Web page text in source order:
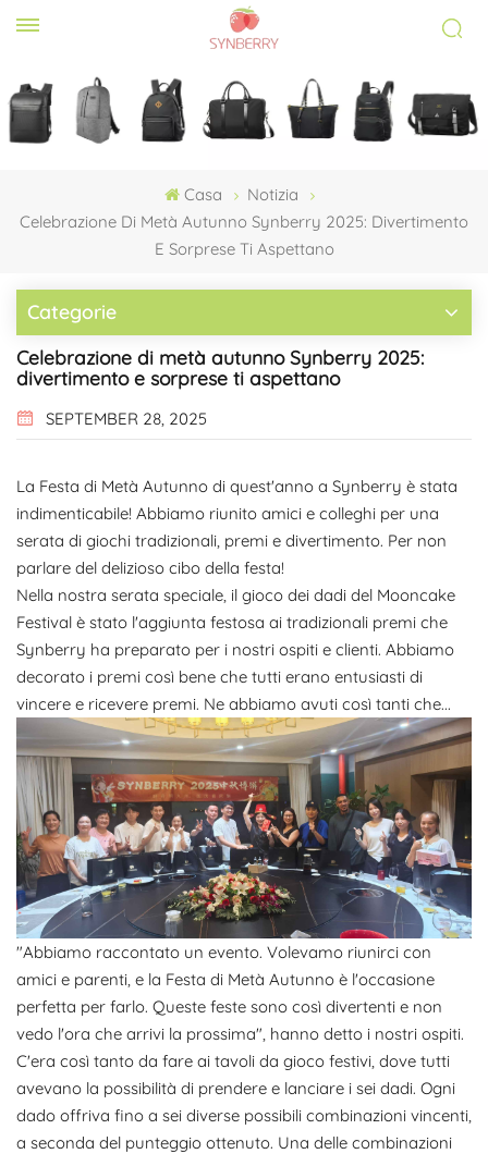
Casa
Notizia
Celebrazione Di Metà Autunno Synberry 2025: Divertimento
E Sorprese Ti Aspettano
Categorie
Celebrazione di metà autunno Synberry 2025:
divertimento e sorprese ti aspettano
SEPTEMBER 28, 2025
La Festa di Metà Autunno di quest'anno a Synberry è stata
indimenticabile! Abbiamo riunito amici e colleghi per una
serata di giochi tradizionali, premi e divertimento. Per non
parlare del delizioso cibo della festa!
Nella nostra serata speciale, il gioco dei dadi del Mooncake
Festival è stato l'aggiunta festosa ai tradizionali premi che
Synberry ha preparato per i nostri ospiti e clienti. Abbiamo
decorato i premi così bene che tutti erano entusiasti di
vincere e ricevere premi. Ne abbiamo avuti così tanti che...
"Abbiamo raccontato un evento. Volevamo riunirci con
amici e parenti, e la Festa di Metà Autunno è l'occasione
perfetta per farlo. Queste feste sono così divertenti e non
vedo l'ora che arrivi la prossima", hanno detto i nostri ospiti.
C'era così tanto da fare ai tavoli da gioco festivi, dove tutti
avevano la possibilità di prendere e lanciare i sei dadi. Ogni
dado offriva fino a sei diverse possibili combinazioni vincenti,
a seconda del punteggio ottenuto. Una delle combinazioni